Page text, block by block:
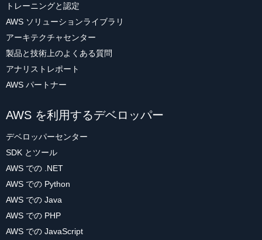
トレーニングと認定
AWS ソリューションライブラリ
アーキテクチャセンター
製品と技術上のよくある質問
アナリストレポート
AWS パートナー
AWS を利用するデベロッパー
デベロッパーセンター
SDK とツール
AWS での .NET
AWS での Python
AWS での Java
AWS での PHP
AWS での JavaScript